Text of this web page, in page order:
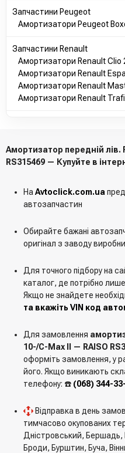
AV6118K001ACE
AV6118K001ABC
AV6118K001CAE
MEBV6J18K045AA
1682819
1709761
1699186
BV6118K001AAC
AV6118K001CCD
1756836
1851890
1710074
AV6118K001CCC
1699184
1693278
1689384
Запчастини Peugeot
Амортизатори Peugeot
Запчастини Renault
Амортизатори Renault Clio
Амортизатори Renault
Амортизатори Renault
Амортизатори Renault
Амортизатор передній лів.
RS315469 — Купуйте в
На Avtoclick.com.ua
автозапчастин
Обирайте бажані
оригінал з заводу
Для точного підбору на
каталог, де потрібно
Якщо не знайдете
та вкажіть VIN код
Для замовлення
10-/C-Max II — RAISO
оформіть замовлення, у
його. Якщо виникають
телефону: ☎️ (068) 344-
Відправка в день
тимчасово окупованих
Дністровський, Бершадь,
Броди, Бурштин, Буча,